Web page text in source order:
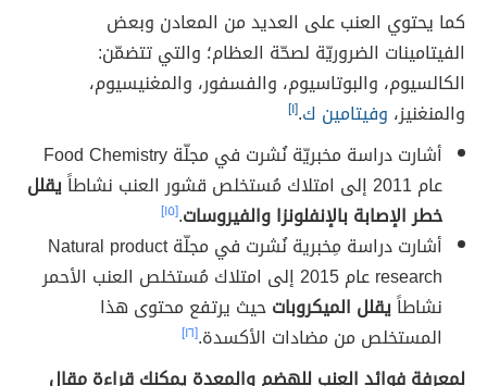
كما يحتوي العنب على العديد من المعادن وبعض
الفيتامينات الضروريّة لصحّة العظام؛ والتي تتضمّن:
الكالسيوم، والبوتاسيوم، والفسفور، والمغنيسيوم،
والمنغنيز، وفيتامين ك.[١]
أشارت دراسة مخبريّة نُشرت في مجلّة Food Chemistry
عام 2011 إلى امتلاك مُستخلص قشور العنب نشاطاً
يقلل
خطر الإصابة بالإنفلونزا والفيروسات.[١٥]
أشارت دراسة مِخبرية نُشرت في مجلّة Natural product
research عام 2015 إلى امتلاك مُستخلص العنب الأحمر
نشاطاًيقلل الميكروباتحيث يرتفع محتوى هذا
المستخلص من مضادات الأكسدة.[١٦]
لمعرفة فوائد العنب للهضم والمعدة يمكنك قراءة مقال